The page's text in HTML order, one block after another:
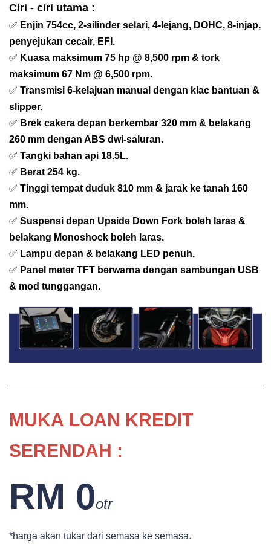
Ciri - ciri utama :
✅ Enjin 754cc, 2-silinder selari, 4-lejang, DOHC, 8-injap,
penyejukan cecair, EFI.
✅ Kuasa maksimum 75 hp @ 8,500 rpm & tork
maksimum 67 Nm @ 6,500 rpm.
✅ Transmisi 6-kelajuan manual dengan klac bantuan &
slipper.
✅ Brek cakera depan berkembar 320 mm & belakang
260 mm dengan ABS dwi-saluran.
✅ Tangki bahan api 18.5L.
✅ Berat 254 kg.
✅ Tinggi tempat duduk 810 mm & jarak ke tanah 160
mm.
✅ Suspensi depan Upside Down Fork boleh laras &
belakang Monoshock boleh laras.
✅ Lampu depan & belakang LED penuh.
✅ Panel meter TFT berwarna dengan sambungan USB
& mod tunggangan.
MUKA LOAN KREDIT
SERENDAH :
RM 0otr
*harga akan tukar dari semasa ke semasa.